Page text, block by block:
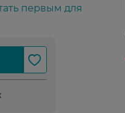
первым для